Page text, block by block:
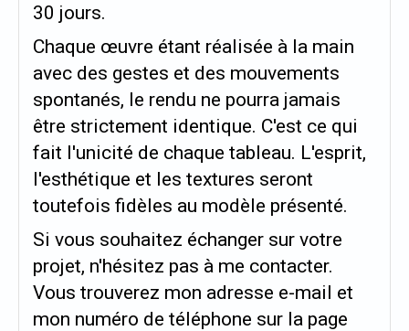
30 jours.
Chaque œuvre étant réalisée à la main
avec des gestes et des mouvements
spontanés, le rendu ne pourra jamais
être strictement identique. C'est ce qui
fait l'unicité de chaque tableau. L'esprit,
l'esthétique et les textures seront
toutefois fidèles au modèle présenté.
Si vous souhaitez échanger sur votre
projet, n'hésitez pas à me contacter.
Vous trouverez mon adresse e-mail et
mon numéro de téléphone sur la page